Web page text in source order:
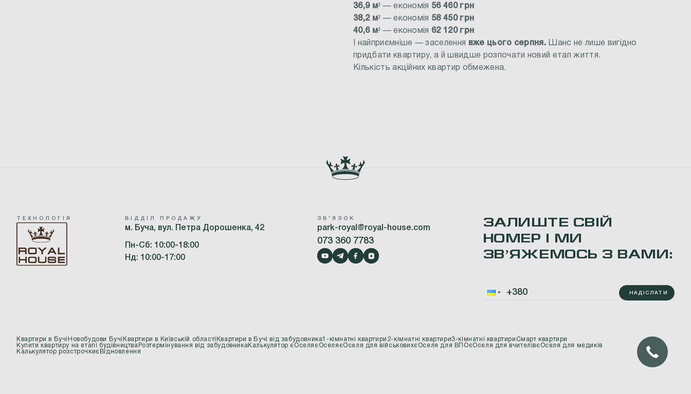
36,9 м² — економія 56 460 грн
38,2 м² — економія 58 450 грн
40,6 м² — економія 62 120 грн
І найприємніше — заселення вже цього серпня. Шанс не лише вигідно
придбати квартиру, а й швидше розпочати новий етап життя.
Кількість акційних квартир обмежена.
ТЕХНОЛОГІЯ ВІДДІЛ ПРОДАЖУ
м. Буча, вул. Петра Дорошенка, 42
Пн-Сб: 10:00-18:00
Нд: 10:00-17:00
ЗВʼЯЗОК
park-royal@royal-house.com
073 360 7783
ЗАЛИШТЕ СВІЙ
НОМЕР І МИ
ЗВʼЯЖЕМОСЬ З ВАМИ:
НАДІСЛАТИ
Квартири в Бучі Новобудови Бучі Квартири в Київській області Квартири в Бучі від забудовника1-кімнатні квартири 2-кімнатні квартири3-кімнатні квартири Смарт квартири
Купити квартиру на етапі будівництва Розтермінування від забудовника Калькулятор єОселя єОселя єОселя для військовихєОселя для ВПОєОселя для вчителівєОселя для медиків
Калькулятор розстрочкиєВідновлення